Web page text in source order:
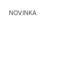
NOVINKA